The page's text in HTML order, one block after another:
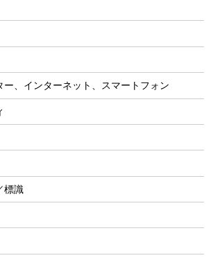
ー、インターネット、スマートフォン
標識